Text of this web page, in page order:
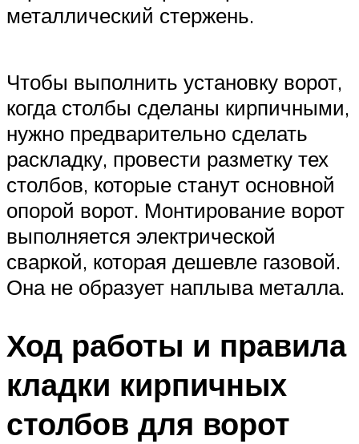
металлический стержень.
Чтобы выполнить установку ворот,
когда столбы сделаны кирпичными,
нужно предварительно сделать
раскладку, провести разметку тех
столбов, которые станут основной
опорой ворот. Монтирование ворот
выполняется электрической
сваркой, которая дешевле газовой.
Она не образует наплыва металла.
Ход работы и правила
кладки кирпичных
столбов для ворот